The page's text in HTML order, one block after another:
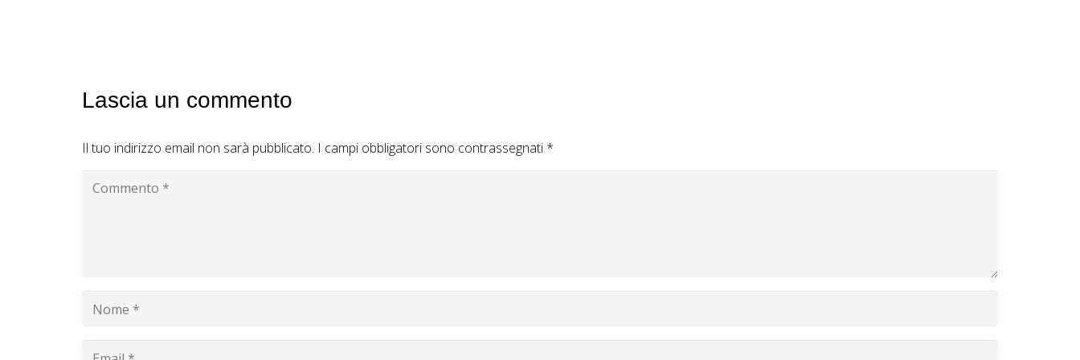
Lascia un commento
Il tuo indirizzo email non sarà pubblicato. I campi obbligatori sono contrassegnati *